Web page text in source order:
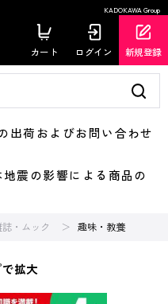
KADOKAWA Group
カート ログイン 新規登録
荷およびお問い合わせ
震の影響による商品の
誌・ムック 趣味・教養
拡大